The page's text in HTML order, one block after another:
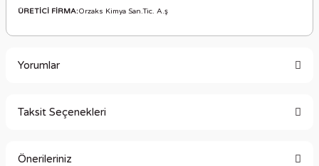
ÜRETİCİ FİRMA:Orzaks Kimya San.Tic. A.ş
Yorumlar
Taksit Seçenekleri
Önerileriniz